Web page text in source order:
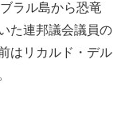
ラル島から恐竜
た連邦議会議員の
はリカルド・デル